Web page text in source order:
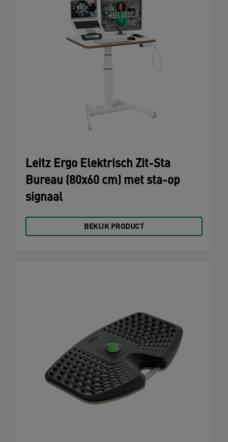
Leitz Ergo Elektrisch Zit-Sta
Bureau (80x60 cm) met sta-op
signaal
BEKIJK PRODUCT